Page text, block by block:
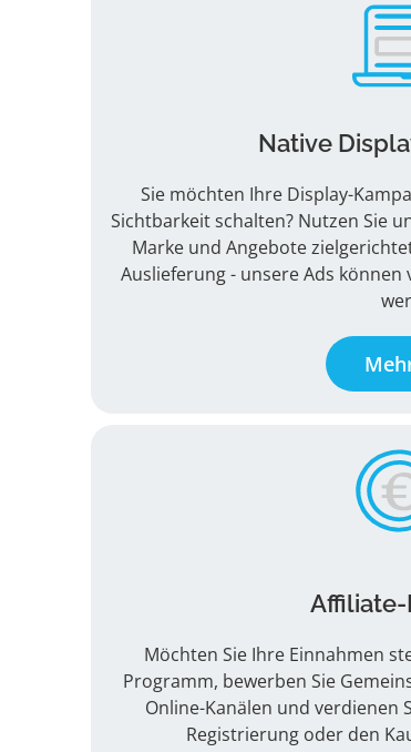
Native
Sie möchten Ihre Display-
Sichtbarkeit schalten? Nutzen Sie
Marke und Angebote
Auslieferung - unsere Ads
Möchten Sie Ihre Einnahmen
Programm, bewerben Sie
Online-Kanälen und verdienen
Registrierung oder den